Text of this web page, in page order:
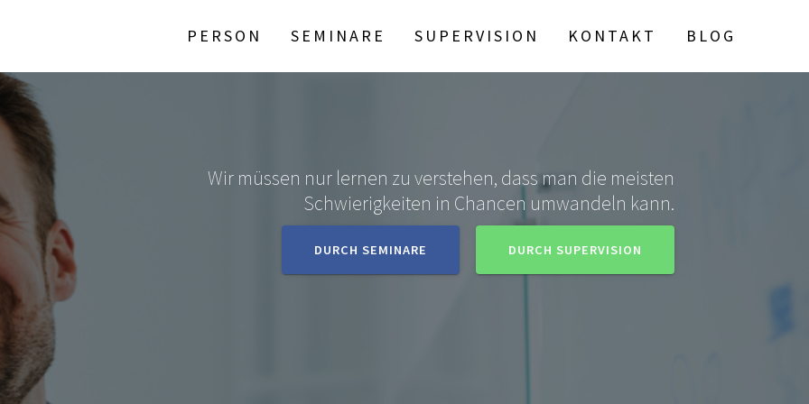
PERSON SEMINARE SUPERVISION KONTAKT BLOG
Wir müssen nur lernen zu verstehen, dass man die meisten
Schwierigkeiten in Chancen umwandeln kann.
DURCH SEMINARE DURCH SUPERVISION